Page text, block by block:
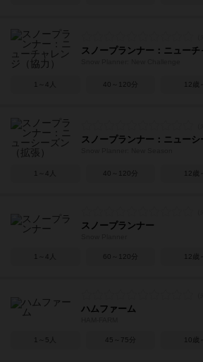
スノープランナー：ニューチ
1～4人 40～120分 12歳～
スノープランナー：ニューシ
1～4人 40～120分 12歳～
スノープランナー
1～4人 60～120分 12歳～
ハムファーム
1～5人 45～75分 10歳～